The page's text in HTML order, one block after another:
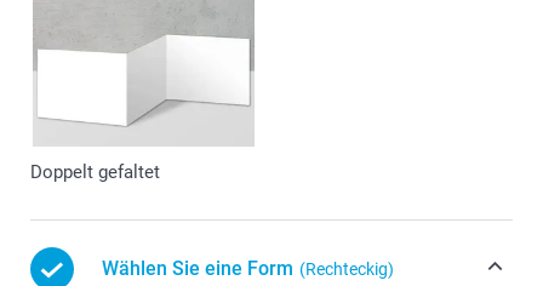
Doppelt gefaltet
Wählen Sie eine Form (Rechteckig)